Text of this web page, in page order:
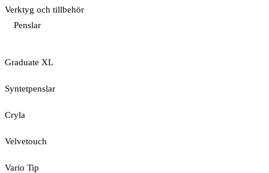
Verktyg och tillbehör
Penslar
Graduate XL
Syntetpenslar
Cryla
Velvetouch
Vario Tip